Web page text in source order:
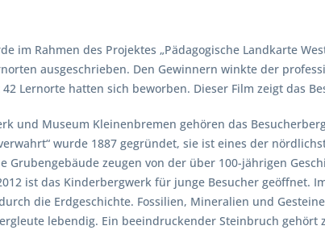
im Rahmen des Projektes „Pädagogische Landkarte
ausgeschrieben. Den Gewinnern winkte der
Lernorte hatten sich beworben. Dieser Film zeigt das
und Museum Kleinenbremen gehören das
wurde 1887 gegründet, sie ist eines der
Grubengebäude zeugen von der über 100-jährigen
ist das Kinderbergwerk für junge Besucher geöffnet.
die Erdgeschichte. Fossilien, Mineralien und
lebendig. Ein beeindruckender Steinbruch